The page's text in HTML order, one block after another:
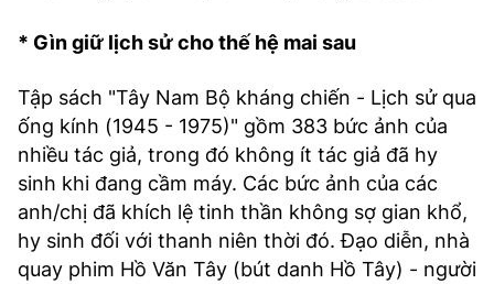
* Gìn giữ lịch sử cho thế hệ mai sau
Tập sách "Tây Nam Bộ kháng chiến - Lịch sử qua
ống kính (1945 - 1975)" gồm 383 bức ảnh của
nhiều tác giả, trong đó không ít tác giả đã hy
sinh khi đang cầm máy. Các bức ảnh của các
anh/chị đã khích lệ tinh thần không sợ gian khổ,
hy sinh đối với thanh niên thời đó. Đạo diễn, nhà
quay phim Hồ Văn Tây (bút danh Hồ Tây) - người